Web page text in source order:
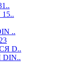
..
D..